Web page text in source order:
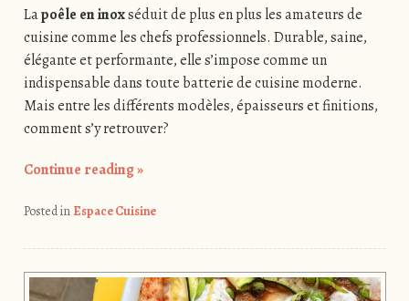
Lapoêle en inoxséduit de plus en plus les amateurs de
cuisine comme les chefs professionnels. Durable, saine,
élégante et performante, elle s’impose comme un
indispensable dans toute batterie de cuisine moderne.
Mais entre les différents modèles, épaisseurs et finitions,
comment s’y retrouver?
Continue reading»
Posted in Espace Cuisine